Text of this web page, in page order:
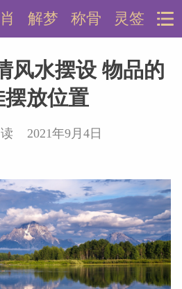
灵签
称骨
解梦
风水摆设 物品的
摆放位置
读 2021年9月4日